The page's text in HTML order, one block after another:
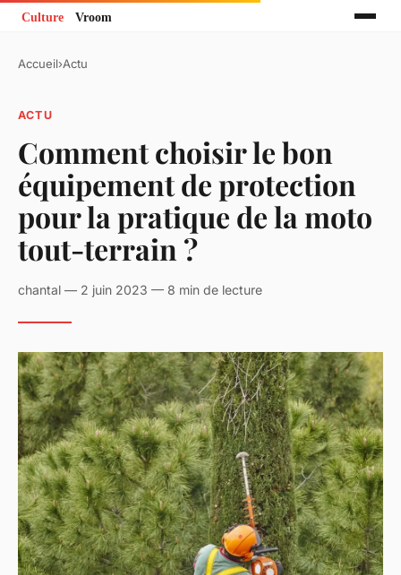
Accueil›Actu
ACTU
Comment choisir le bon
équipement de protection
pour la pratique de la moto
tout-terrain ?
chantal — 2 juin 2023 — 8 min de lecture